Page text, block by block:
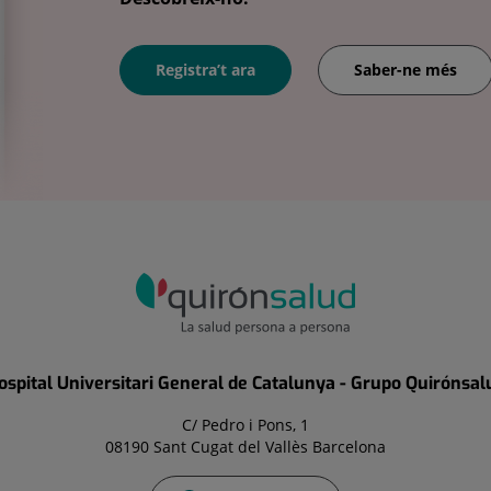
Registra’t ara Saber-ne més
Universitari General de Catalunya - Grupo
C/ Pedro i Pons, 1
08190 Sant Cugat del Vallès Barcelona